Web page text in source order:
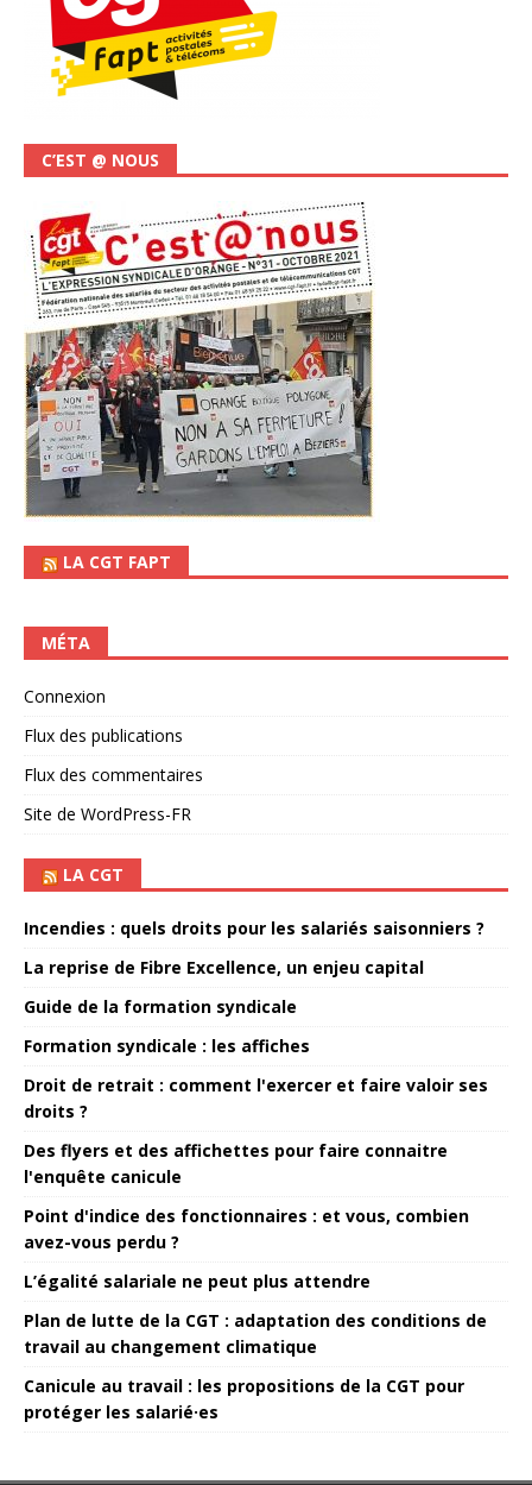
C’EST @ NOUS
LA CGT FAPT
MÉTA
Connexion
Flux des publications
Flux des commentaires
Site de WordPress-FR
LA CGT
Incendies : quels droits pour les salariés saisonniers ?
La reprise de Fibre Excellence, un enjeu capital
Guide de la formation syndicale
Formation syndicale : les affiches
Droit de retrait : comment l'exercer et faire valoir ses
droits ?
Des flyers et des affichettes pour faire connaitre
l'enquête canicule
Point d'indice des fonctionnaires : et vous, combien
avez-vous perdu ?
L’égalité salariale ne peut plus attendre
Plan de lutte de la CGT : adaptation des conditions de
travail au changement climatique
Canicule au travail : les propositions de la CGT pour
protéger les salarié·es